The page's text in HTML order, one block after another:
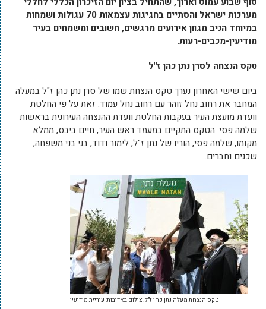
מערכות ישראל והסתיים בחגיגות עצמאות 70 עגולות ושמחות
במיוחד הניב מגוון אירועים מרגשים, חשובים ומשמחים בעיר
מודיעין-מכבים-רעות.
טקס הנצחה לסרן נתן כהן ז"ל
ביום שישי האחרון נערך טקס הנצחת שמו של סרן נתן כהן ז"ל במעלה
המחבר את רחוב נחל זוהר עם רחוב נחל עמוד. זאת על פי החלטת
וועדת מועצת העיר בעקבות החלטת וועדת ההנצחה העירונית בראשות
שלמה פסי. הטקס התקיים במעמד ראש העיר, חיים ביבס, ממלא
מקומו, שלמה פסי, הוריו של נתן ז"ל, לימור ודוד, בני בני משפחה,
שכנים וחברים.
טקס הנצחת מעלה נתן כהן ז"ל. צילום באדיבות: עיריית מודיעין